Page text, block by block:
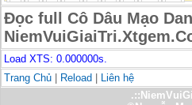
Đọc full Cô Dâu Mạo
Load XTS: 0.000000s.
Trang Chủ | Reload | Liên hệ